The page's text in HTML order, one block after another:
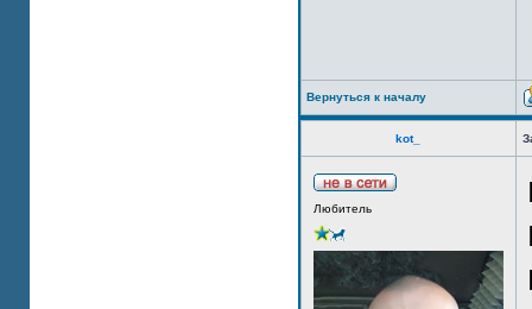
Вернуться к началу
kot_
Любитель